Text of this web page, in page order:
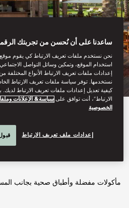
كاسكيدز
مأكولات مفضلة وأطباق صحية بجانب
ساعدنا على أن نُحسن من تجربتك
نحن نستخدم ملفات تعريف الارتباط كي يقوم
استخدام الموقع، وتمكين وسائل التواصل
إعدادات ملفات تعريف الارتباط الأنواع المختلفة
نستخدمها. توفر سياسة ملفات تعريف الارتباط
كيفية تعديل إعدادات ملفات تعريف الارتباط
الارتباط”، أنت توافق علىسياسة& الإعلانات
الخصوصية
إعدادات ملف تعريف الارتباط